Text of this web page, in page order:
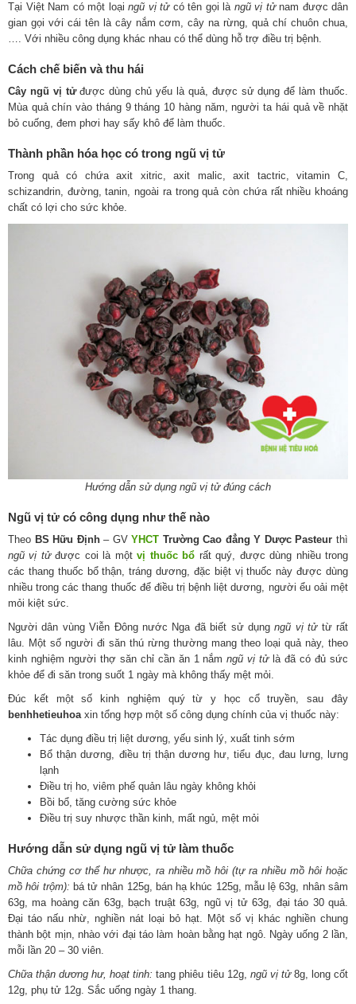
Tại Việt Nam có một loại ngũ vị tửcó tên gọi là ngũ vị tửnam được dân
gian gọi với cái tên là cây nắm cơm, cây na rừng, quả chí chuôn chua,
…. Với nhiều công dụng khác nhau có thể dùng hỗ trợ điều trị bệnh.
Cách chế biến và thu hái
Cây ngũ vị tửđược dùng chủ yếu là quả, được sử dụng để làm thuốc.
Mùa quả chín vào tháng 9 tháng 10 hàng năm, người ta hái quả về nhặt
bỏ cuống, đem phơi hay sấy khô để làm thuốc.
Thành phần hóa học có trong ngũ vị tử
Trong quả có chứa axit xitric, axit malic, axit tactric, vitamin C,
schizandrin, đường, tanin, ngoài ra trong quả còn chứa rất nhiều khoáng
chất có lợi cho sức khỏe.
Hướng dẫn sử dụng ngũ vị tử đúng cách
Ngũ vị tử có công dụng như thế nào
Theo BS Hữu Định– GVYHCT Trường Cao đẳng Y Dược Pasteur thì
ngũ vị tửđược coi là mộtvị thuốc bổ rất quý, được dùng nhiều trong
các thang thuốc bổ thận, tráng dương, đặc biệt vị thuốc này được dùng
nhiều trong các thang thuốc để điều trị bệnh liệt dương, người ểu oải mệt
mỏi kiệt sức.
Người dân vùng Viễn Đông nước Nga đã biết sử dụngngũ vị tửtừ rất
lâu. Một số người đi săn thú rừng thường mang theo loại quả này, theo
kinh nghiệm người thợ săn chỉ cần ăn 1 nắmngũ vị tửlà đã có đủ sức
khỏe để đi săn trong suốt 1 ngày mà không thấy mệt mỏi.
Đúc kết một số kinh nghiệm quý từ y học cổ truyền, sau đây
benhhetieuhoaxin tổng hợp một số công dụng chính của vị thuốc này:
Tác dụng điều trị liệt dương, yếu sinh lý, xuất tinh sớm
Bổ thận dương, điều trị thận dương hư, tiểu đục, đau lưng, lưng
lạnh
Điều trị ho, viêm phế quản lâu ngày không khỏi
Bồi bổ, tăng cường sức khỏe
Điều trị suy nhược thần kinh, mất ngủ, mệt mỏi
Hướng dẫn sử dụng ngũ vị tử làm thuốc
Chữa chứng cơ thể hư nhược, ra nhiều mồ hôi (tự ra nhiều mồ hôi hoặc
mồ hôi trộm): bá tử nhân 125g, bán hạ khúc 125g, mẫu lệ 63g, nhân sâm
63g, ma hoàng căn 63g, bạch truật 63g, ngũ vị tử 63g, đại táo 30 quả.
Đại táo nấu nhừ, nghiền nát loại bỏ hạt. Một số vị khác nghiền chung
thành bột mịn, nhào với đại táo làm hoàn bằng hạt ngô. Ngày uống 2 lần,
mỗi lần 20 – 30 viên.
Chữa thận dương hư, hoạt tinh: tang phiêu tiêu 12g, ngũ vị tử8g, long cốt
12g, phụ tử 12g. Sắc uống ngày 1 thang.